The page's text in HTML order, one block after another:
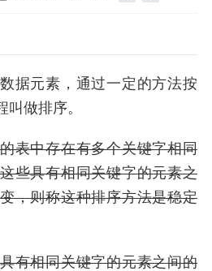
据元素，通过一定的方法按
做排序。
表中存在有多个关键字相同
些具有相同关键字的元素之
，则称这种排序方法是稳定
有相同关键字的元素之间的